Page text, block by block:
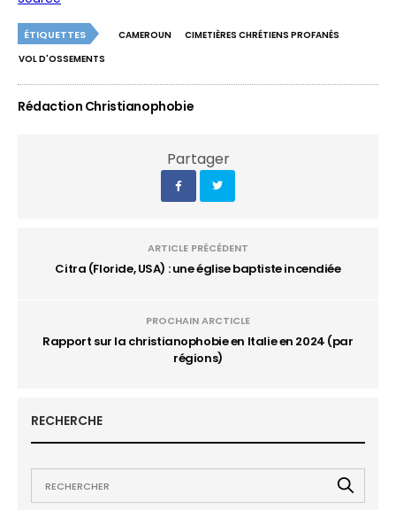
ÉTIQUETTES CAMEROUN
CIMETIÈRES CHRÉTIENS PROFANÉS
VOL D'OSSEMENTS
Rédaction Christianophobie
Partager
ARTICLE PRÉCÉDENT
Citra (Floride, USA) : une église baptiste incendiée
PROCHAIN ARCTICLE
Rapport sur la christianophobie en Italie en 2024 (par
régions)
RECHERCHE